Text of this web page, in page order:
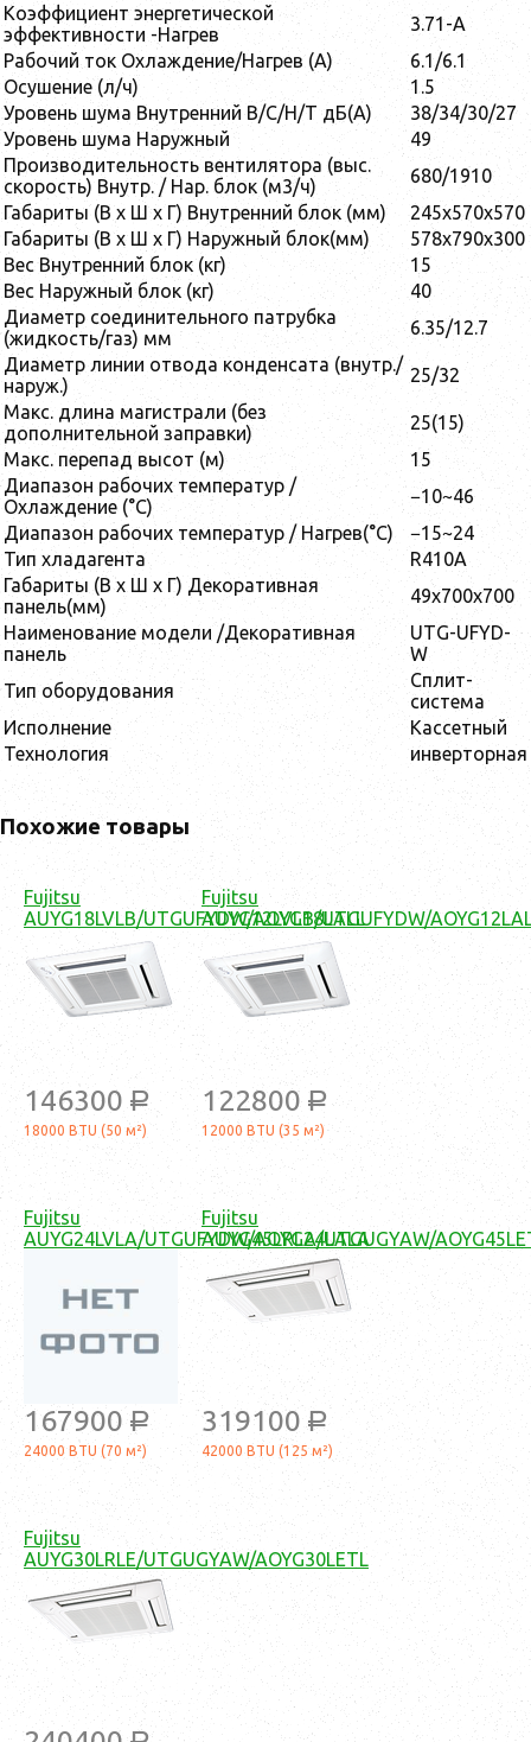
Коэффициент энергетической
эффективности -Нагрев
3.71-A
Рабочий ток Охлаждение/Нагрев (A)
6.1/6.1
Осушение (л/ч)
1.5
Уровень шума Внутренний В/С/Н/Т дБ(А)
38/34/30/27
Уровень шума Наружный
49
Производительность вентилятора (выс.
скорость) Внутр. / Нар. блок (м3/ч)
680/1910
Габариты (В x Ш x Г) Внутренний блок (мм)
245x570x570
Габариты (В x Ш x Г) Наружный блок(мм)
578x790x300
Вес Внутренний блок (кг)
15
Вес Наружный блок (кг)
40
Диаметр соединительного патрубка
(жидкость/газ) мм
6.35/12.7
Диаметр линии отвода конденсата (внутр./
наруж.)
25/32
Макс. длина магистрали (без
дополнительной заправки)
25(15)
Макс. перепад высот (м)
15
Диапазон рабочих температур /
Охлаждение (°C)
−10~46
Диапазон рабочих температур / Нагрев(°C)
−15~24
Тип хладагента
R410A
Габариты (В x Ш x Г) Декоративная
панель(мм)
49x700x700
Наименование модели /Декоративная
панель
UTG-UFYD-
W
Тип оборудования
Сплит-
система
Исполнение
Кассетный
Технология
инверторная
Похожие товары
Fujitsu
AUYG18LVLB/UTGUFYDW/AOYG18LALL
146300 a
18000 BTU (50 м²)
Fujitsu
AUYG12LVLB/UTGUFYDW/
122800 a
12000 BTU (35 м²)
Fujitsu
AUYG24LVLA/UTGUFYDW/AOYG24LALA
167900 a
24000 BTU (70 м²)
Fujitsu
AUYG45LRLA/UTGUGYAW/
319100 a
42000 BTU (125 м²)
Fujitsu
AUYG30LRLE/UTGUGYAW/AOYG30LETL